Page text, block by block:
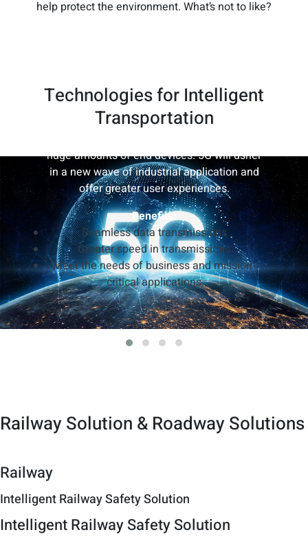
help protect the environment. What’s not to like?
Technologies for Intelligent
Transportation
5G provides ultra-low latency, high
bandwidth, and stable mobile
huge amounts of end devices. 5G will usher
in a new wave of industrial application and
offer greater user experiences.
Benefits:
Seamless data transmissions
Greater speed in transmissions
Meet the needs of business and mission-
critical applications
Railway Solution & Roadway Solutions
Railway
Intelligent Railway Safety Solution
Intelligent Railway Safety Solution